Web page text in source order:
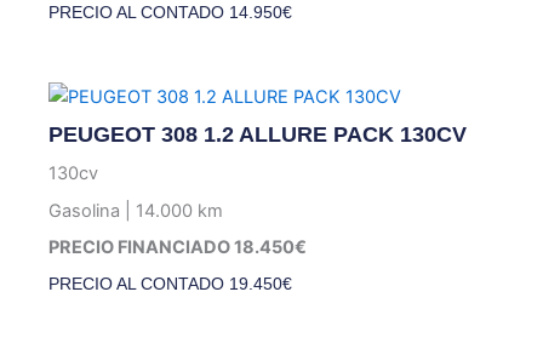
PRECIO AL CONTADO 14.950€
PEUGEOT 308 1.2 ALLURE PACK 130CV
130cv
Gasolina | 14.000 km
PRECIO FINANCIADO 18.450€
PRECIO AL CONTADO 19.450€